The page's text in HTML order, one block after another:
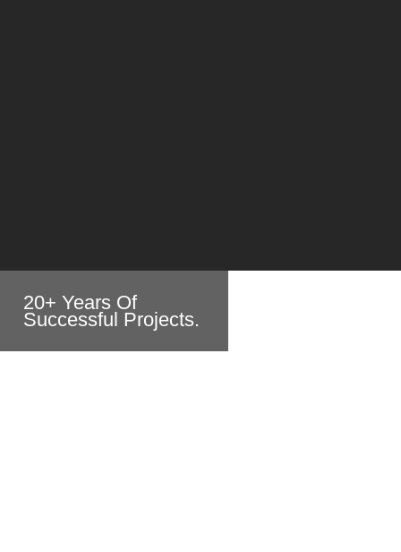
20+ Years Of
Successful Projects.